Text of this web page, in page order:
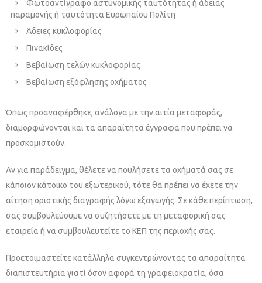
Φωτοαντίγραφο αστυνομικής ταυτότητας ή άδειας
παραμονής ή ταυτότητα Ευρωπαίου Πολίτη
Άδειες κυκλοφορίας
Πινακίδες
Βεβαίωση τελών κυκλοφορίας
Βεβαίωση εξόφλησης οχήματος
Όπως προαναφέρθηκε, ανάλογα με την αιτία μεταφοράς,
διαμορφώνονται και τα απαραίτητα έγγραφα που πρέπει να
προσκομιστούν.
Αν για παράδειγμα, θέλετε να πουλήσετε τα οχήματά σας σε
κάποιον κάτοικο του εξωτερικού, τότε θα πρέπει να έχετε την
αίτηση οριστικής διαγραφής λόγω εξαγωγής. Σε κάθε περίπτωση,
σας συμβουλεύουμε να συζητήσετε με τη μεταφορική σας
εταιρεία ή να συμβουλευτείτε το ΚΕΠ της περιοχής σας.
Προετοιμαστείτε κατάλληλα συγκεντρώνοντας τα απαραίτητα
διαπιστευτήρια γιατί όσον αφορά τη γραφειοκρατία, όσα